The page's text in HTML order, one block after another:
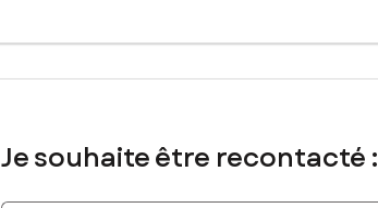
Je souhaite être recontacté :